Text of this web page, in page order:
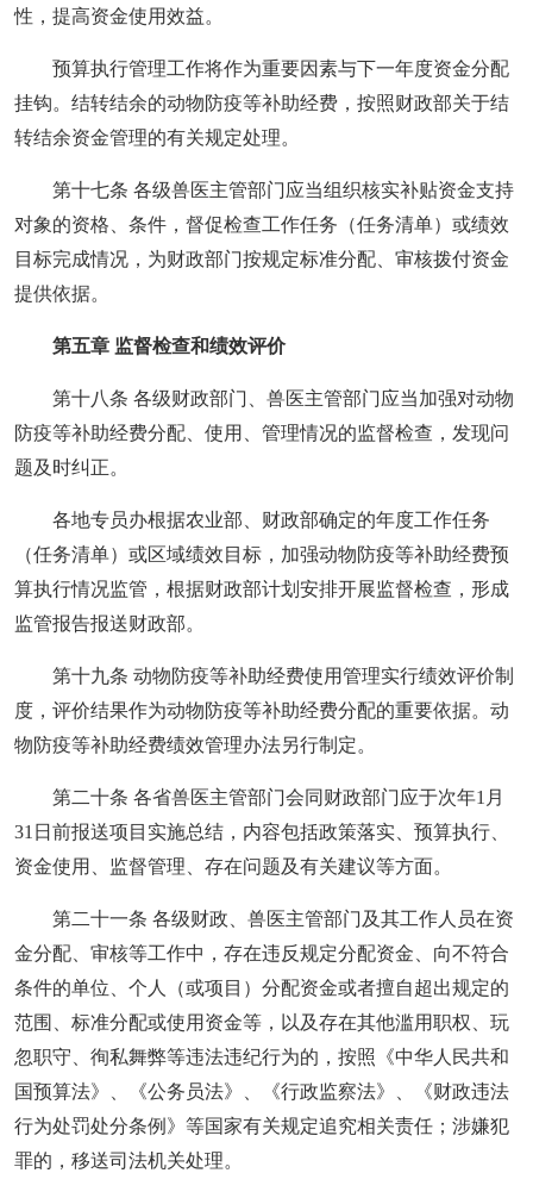
性，提高资金使用效益。
预算执行管理工作将作为重要因素与下一年度资金分配
挂钩。结转结余的动物防疫等补助经费，按照财政部关于结
转结余资金管理的有关规定处理。
第十七条 各级兽医主管部门应当组织核实补贴资金支持
对象的资格、条件，督促检查工作任务（任务清单）或绩效
目标完成情况，为财政部门按规定标准分配、审核拨付资金
提供依据。
第五章 监督检查和绩效评价
第十八条 各级财政部门、兽医主管部门应当加强对动物
防疫等补助经费分配、使用、管理情况的监督检查，发现问
题及时纠正。
各地专员办根据农业部、财政部确定的年度工作任务
（任务清单）或区域绩效目标，加强动物防疫等补助经费预
算执行情况监管，根据财政部计划安排开展监督检查，形成
监管报告报送财政部。
第十九条 动物防疫等补助经费使用管理实行绩效评价制
度，评价结果作为动物防疫等补助经费分配的重要依据。动
物防疫等补助经费绩效管理办法另行制定。
第二十条 各省兽医主管部门会同财政部门应于次年1月
31日前报送项目实施总结，内容包括政策落实、预算执行、
资金使用、监督管理、存在问题及有关建议等方面。
第二十一条 各级财政、兽医主管部门及其工作人员在资
金分配、审核等工作中，存在违反规定分配资金、向不符合
条件的单位、个人（或项目）分配资金或者擅自超出规定的
范围、标准分配或使用资金等，以及存在其他滥用职权、玩
忽职守、徇私舞弊等违法违纪行为的，按照《中华人民共和
国预算法》、《公务员法》、《行政监察法》、《财政违法
行为处罚处分条例》等国家有关规定追究相关责任；涉嫌犯
罪的，移送司法机关处理。